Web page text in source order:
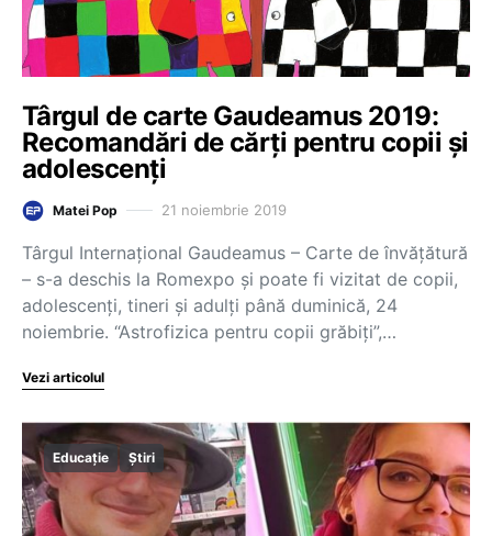
Târgul de carte Gaudeamus 2019:
Recomandări de cărți pentru copii și
adolescenți
Matei Pop 21 noiembrie 2019
Târgul Internațional Gaudeamus – Carte de învățătură
– s-a deschis la Romexpo și poate fi vizitat de copii,
adolescenți, tineri și adulți până duminică, 24
noiembrie. “Astrofizica pentru copii grăbiți”,…
Vezi articolul
Educație Știri